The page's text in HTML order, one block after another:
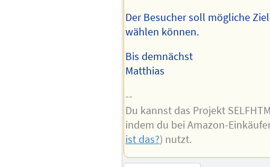
Der Besucher soll mögliche
wählen können.
Bis demnächst
Matthias
--
Du kannst das Projekt
indem du bei Amazon-
ist das?) nutzt.